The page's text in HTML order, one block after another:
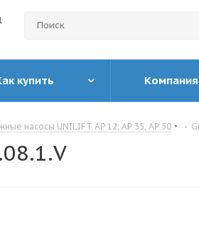
купить Компания
насосы UNILIFT AP 12, AP 35, AP 50 -